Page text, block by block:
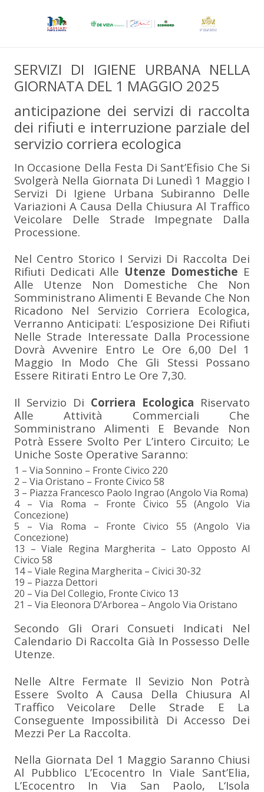
SERVIZI DI IGIENE URBANA NELLA
GIORNATA DEL 1 MAGGIO 2025
anticipazione dei servizi di raccolta
dei rifiuti e interruzione parziale del
servizio corriera ecologica
In Occasione Della Festa Di Sant’Efisio Che Si
Svolgerà Nella Giornata Di Lunedì 1 Maggio I
Servizi Di Igiene Urbana Subiranno Delle
Variazioni A Causa Della Chiusura Al Traffico
Veicolare Delle Strade Impegnate Dalla
Processione.
Nel Centro Storico I Servizi Di Raccolta Dei
Rifiuti Dedicati Alle Utenze Domestiche E
Alle Utenze Non Domestiche Che Non
Somministrano Alimenti E Bevande Che Non
Ricadono Nel Servizio Corriera Ecologica,
Verranno Anticipati: L’esposizione Dei Rifiuti
Nelle Strade Interessate Dalla Processione
Dovrà Avvenire Entro Le Ore 6,00 Del 1
Maggio In Modo Che Gli Stessi Possano
Essere Ritirati Entro Le Ore 7,30.
Il Servizio Di Corriera Ecologica Riservato
Alle Attività Commerciali Che
Somministrano Alimenti E Bevande Non
Potrà Essere Svolto Per L’intero Circuito; Le
Uniche Soste Operative Saranno:
1 – Via Sonnino – Fronte Civico 220
2 – Via Oristano – Fronte Civico 58
3 – Piazza Francesco Paolo Ingrao (angolo Via Roma)
4 – Via Roma – Fronte Civico 55 (angolo Via
Concezione)
5 – Via Roma – Fronte Civico 55 (angolo Via
Concezione)
13 – Viale Regina Margherita – Lato Opposto Al
Civico 58
14 – Viale Regina Margherita – Civici 30-32
19 – Piazza Dettori
20 – Via Del Collegio, Fronte Civico 13
21 – Via Eleonora D’Arborea – Angolo Via Oristano
Secondo Gli Orari Consueti Indicati Nel
Calendario Di Raccolta Già In Possesso Delle
Utenze.
Nelle Altre Fermate Il Sevizio Non Potrà
Essere Svolto A Causa Della Chiusura Al
Traffico Veicolare Delle Strade E La
Conseguente Impossibilità Di Accesso Dei
Mezzi Per La Raccolta.
Nella Giornata Del 1 Maggio Saranno Chiusi
Al Pubblico L’Ecocentro In Viale Sant’Elia,
L’Ecocentro In Via San Paolo, L‘Isola